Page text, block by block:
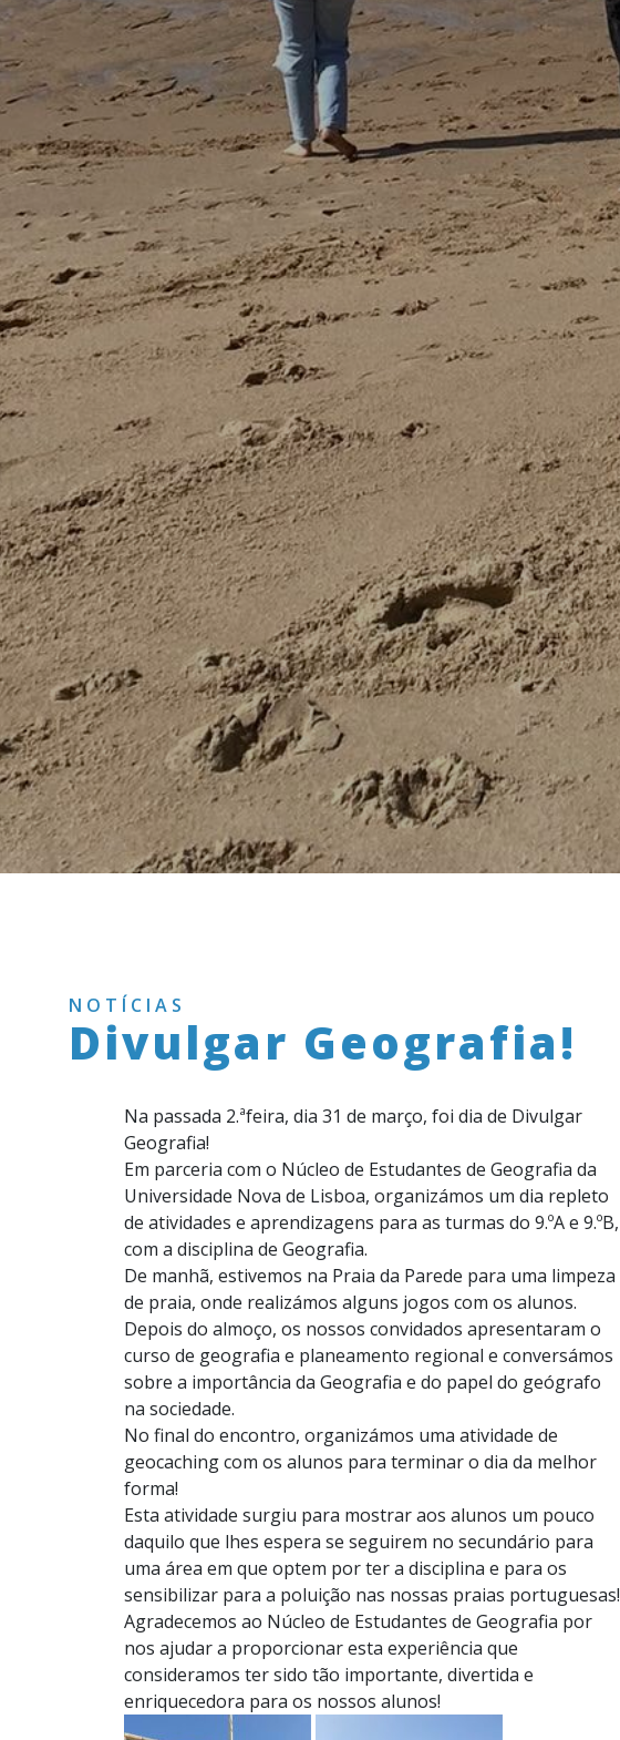
NOTÍCIAS
Divulgar Geografia!
Na passada 2.ªfeira, dia 31 de março, foi dia de Divulgar
Geografia!
Em parceria com o Núcleo de Estudantes de Geografia da
Universidade Nova de Lisboa, organizámos um dia repleto
de atividades e aprendizagens para as turmas do 9.ºA e 9.ºB,
com a disciplina de Geografia.
De manhã, estivemos na Praia da Parede para uma limpeza
de praia, onde realizámos alguns jogos com os alunos.
Depois do almoço, os nossos convidados apresentaram o
curso de geografia e planeamento regional e conversámos
sobre a importância da Geografia e do papel do geógrafo
na sociedade.
No final do encontro, organizámos uma atividade de
geocaching com os alunos para terminar o dia da melhor
forma!
Esta atividade surgiu para mostrar aos alunos um pouco
daquilo que lhes espera se seguirem no secundário para
uma área em que optem por ter a disciplina e para os
sensibilizar para a poluição nas nossas praias portuguesas!
Agradecemos ao Núcleo de Estudantes de Geografia por
nos ajudar a proporcionar esta experiência que
consideramos ter sido tão importante, divertida e
enriquecedora para os nossos alunos!